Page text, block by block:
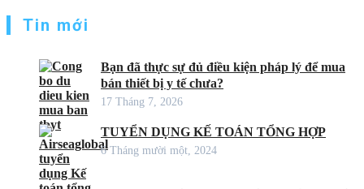
Tin mới
Bạn đã thực sự đủ điều kiện pháp lý để mua
bán thiết bị y tế chưa?
17 Tháng 7, 2026
TUYỂN DỤNG KẾ TOÁN TỔNG HỢP
6 Tháng mười một, 2024